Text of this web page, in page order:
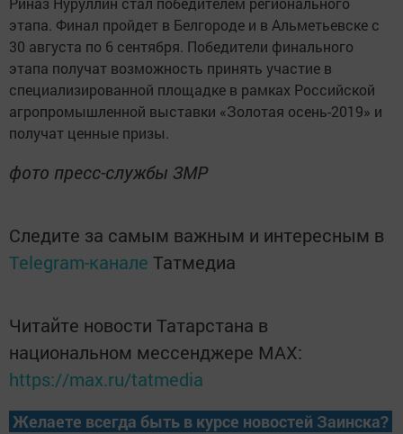
этапа. Финал пройдет в Белгороде и в Альметьевске с
30 августа по 6 сентября. Победители финального
этапа получат возможность принять участие в
специализированной площадке в рамках Российской
агропромышленной выставки «Золотая осень-2019» и
получат ценные призы.
фото пресс-службы ЗМР
Следите за самым важным и интересным в
Telegram-канале Татмедиа
Читайте новости Татарстана в
национальном мессенджере MАХ:
https://max.ru/tatmedia
Желаете всегда быть в курсе новостей Заинска?